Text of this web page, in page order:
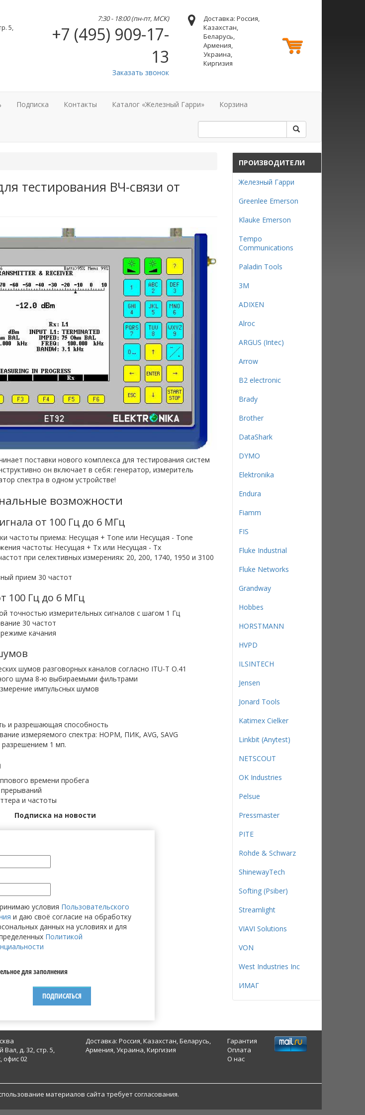
5,
7:30 - 18:00 (пн-пт, МСК)
+7 (495) 909-17-
13
Заказать звонок
Доставка: Россия,
Казахстан,
Беларусь,
Армения,
Украина,
Киргизия
Подписка Контакты Каталог «Железный Гарри» Корзина
тестирования ВЧ-связи от
поставки нового комплекса для тестирования систем
он включает в себя: генератор, измеритель
спектра в одном устройстве!
возможности
от 100 Гц до 6 МГц
частоты приема: Несущая + Tone или Несущая - Tone
частоты: Несущая + Tx или Несущая - Tx
при селективных измерениях: 20, 200, 1740, 1950 и 3100
прием 30 частот
100 Гц до 6 МГц
точностью измерительных сигналов с шагом 1 Гц
30 частот
качания
шумов разговорных каналов согласно ITU-T O.41
шума 8-ю выбираемыми фильтрами
импульсных шумов
и разрешающая способность
измеряемого спектра: НОРМ, ПИК, AVG, SAVG
1 мп.
времени пробега
и частоты
Подписка на новости
условия Пользовательского
и даю своё согласие на обработку
данных на условиях и для
Политикой
для заполнения
ПРОИЗВОДИТЕЛИ
Железный Гарри
Greenlee Emerson
Klauke Emerson
Tempo
Communications
Paladin Tools
3М
ADIXEN
Alroc
ARGUS (Intec)
Arrow
B2 electronic
Brady
Brother
DataShark
DYMO
Elektronika
Endura
Fiamm
FIS
Fluke Industrial
Fluke Networks
Grandway
Hobbes
HORSTMANN
HVPD
ILSINTECH
Jensen
Jonard Tools
Katimex Cielker
Linkbit (Anytest)
NETSCOUT
OK Industries
Pelsue
Pressmaster
PITE
Rohde & Schwarz
ShinewayTech
Softing (Psiber)
Streamlight
VIAVI Solutions
VON
West Industries Inc
ИМАГ
Вал, д. 32, стр. 5,
офис 02
Доставка: Россия, Казахстан, Беларусь,
Армения, Украина, Киргизия
Гарантия
Оплата
О нас
материалов сайта требует согласования.